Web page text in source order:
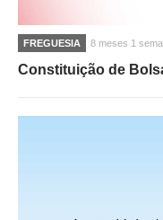
FREGUESIA 8 meses 1
Constituição de